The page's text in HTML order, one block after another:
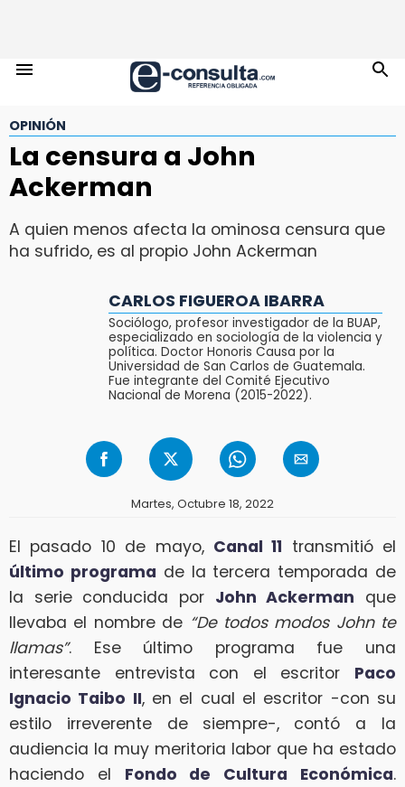
OPINIÓN
La censura a John
Ackerman
A quien menos afecta la ominosa censura que
ha sufrido, es al propio John Ackerman
CARLOS FIGUEROA IBARRA
Sociólogo, profesor investigador de la BUAP,
especializado en sociología de la violencia y
política. Doctor Honoris Causa por la
Universidad de San Carlos de Guatemala.
Fue integrante del Comité Ejecutivo
Nacional de Morena (2015-2022).
Martes, Octubre 18, 2022
El pasado 10 de mayo, Canal 11 transmitió el
último programa de la tercera temporada de
la serie conducida por John Ackerman que
llevaba el nombre de “De todos modos John te
llamas”. Ese último programa fue una
interesante entrevista con el escritor Paco
Ignacio Taibo II, en el cual el escritor -con su
estilo irreverente de siempre-, contó a la
audiencia la muy meritoria labor que ha estado
haciendo el Fondo de Cultura Económica.